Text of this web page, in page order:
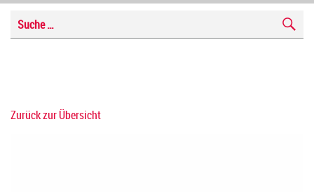
Zurück zur Übersicht